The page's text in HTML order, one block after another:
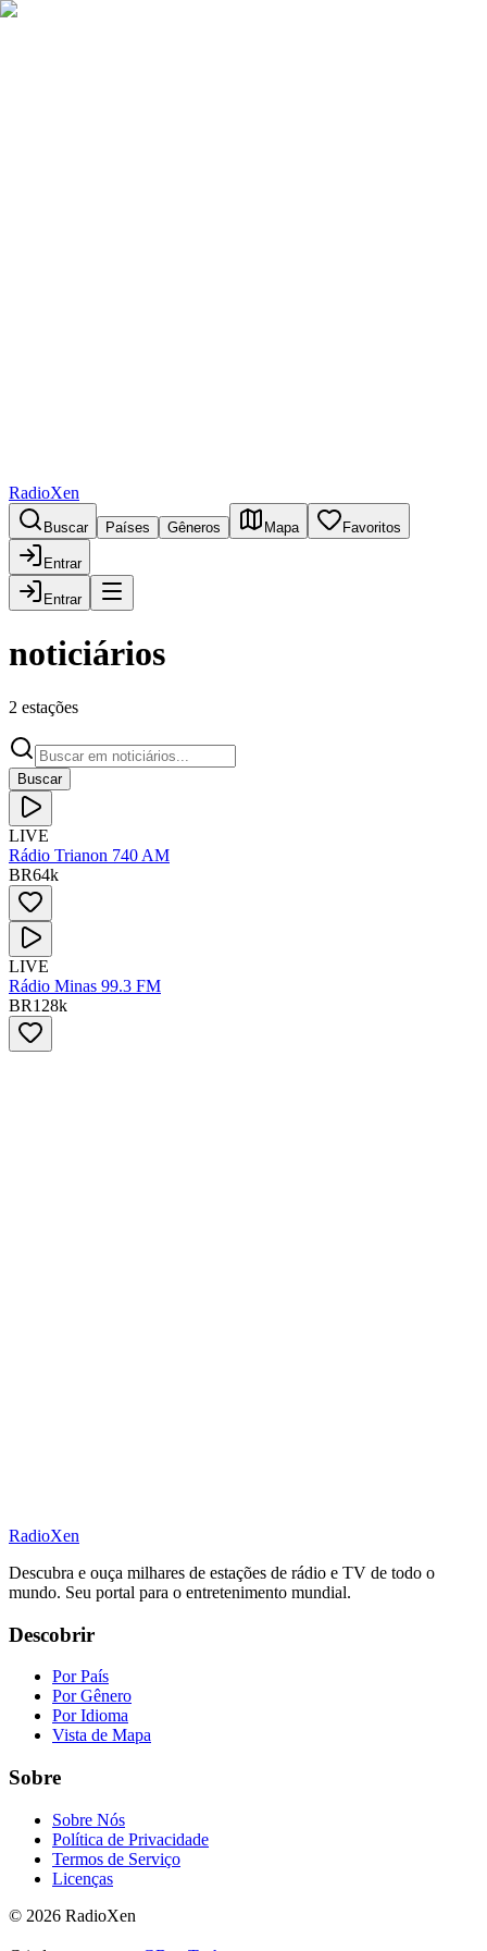
RadioXen
Buscar Países Gêneros Mapa Favoritos
Entrar
Entrar
noticiários
2 estações
Buscar
LIVE
Rádio Trianon 740 AM
BR64k
LIVE
Rádio Minas 99.3 FM
BR128k
RadioXen
Descubra e ouça milhares de estações de rádio e TV de todo o
mundo. Seu portal para o entretenimento mundial.
Descobrir
Por País
Por Gênero
Por Idioma
Vista de Mapa
Sobre
Sobre Nós
Política de Privacidade
Termos de Serviço
Licenças
© 2026 RadioXen